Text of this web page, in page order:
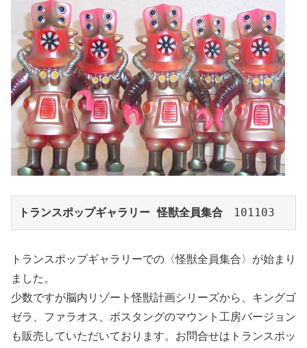
トランスポップギャラリー 怪獣全員集合 101103
トランスポップギャラリーでの〈怪獣全員集合〉が始まり
ました。
少数ですが脳内リゾート怪獣計画シリーズから、キングゴ
ゼラ、ファラオス、ボスタングのマウント工房バージョン
も販売していただいております。お問合せはトランスポッ